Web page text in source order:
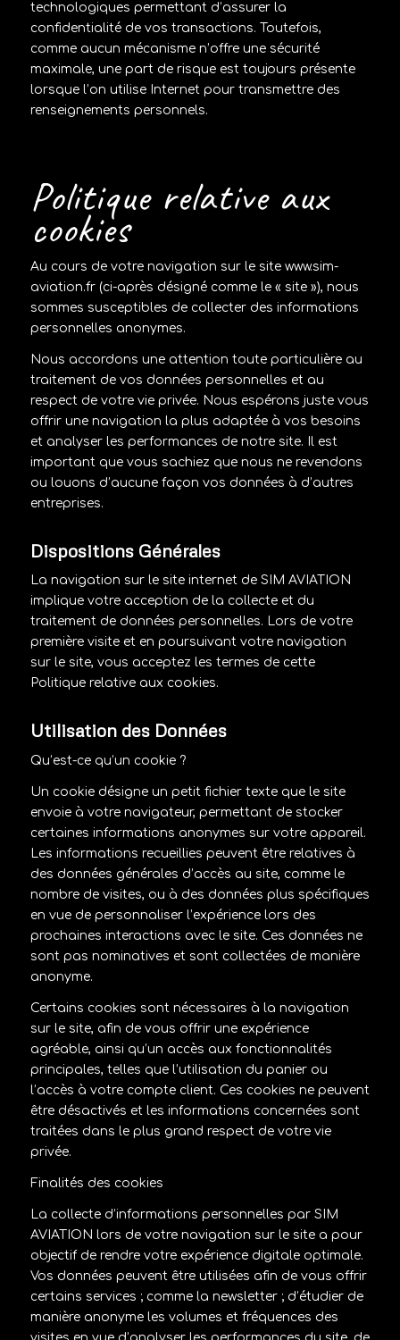
technologiques permettant d’assurer la
confidentialité de vos transactions. Toutefois,
comme aucun mécanisme n’offre une sécurité
maximale, une part de risque est toujours présente
lorsque l’on utilise Internet pour transmettre des
renseignements personnels.
Politique relative aux
cookies
Au cours de votre navigation sur le site www.sim-
aviation.fr (ci-après désigné comme le « site »), nous
sommes susceptibles de collecter des informations
personnelles anonymes.
Nous accordons une attention toute particulière au
traitement de vos données personnelles et au
respect de votre vie privée. Nous espérons juste vous
offrir une navigation la plus adaptée à vos besoins
et analyser les performances de notre site. Il est
important que vous sachiez que nous ne revendons
ou louons d’aucune façon vos données à d’autres
entreprises.
Dispositions Générales
La navigation sur le site internet de SIM AVIATION
implique votre acception de la collecte et du
traitement de données personnelles. Lors de votre
première visite et en poursuivant votre navigation
sur le site, vous acceptez les termes de cette
Politique relative aux cookies.
Utilisation des Données
Qu’est-ce qu’un cookie ?
Un cookie désigne un petit fichier texte que le site
envoie à votre navigateur, permettant de stocker
certaines informations anonymes sur votre appareil.
Les informations recueillies peuvent être relatives à
des données générales d’accès au site, comme le
nombre de visites, ou à des données plus spécifiques
en vue de personnaliser l’expérience lors des
prochaines interactions avec le site. Ces données ne
sont pas nominatives et sont collectées de manière
anonyme.
Certains cookies sont nécessaires à la navigation
sur le site, afin de vous offrir une expérience
agréable, ainsi qu’un accès aux fonctionnalités
principales, telles que l’utilisation du panier ou
l’accès à votre compte client. Ces cookies ne peuvent
être désactivés et les informations concernées sont
traitées dans le plus grand respect de votre vie
privée.
Finalités des cookies
La collecte d’informations personnelles par SIM
AVIATION lors de votre navigation sur le site a pour
objectif de rendre votre expérience digitale optimale.
Vos données peuvent être utilisées afin de vous offrir
certains services ; comme la newsletter ; d’étudier de
manière anonyme les volumes et fréquences des